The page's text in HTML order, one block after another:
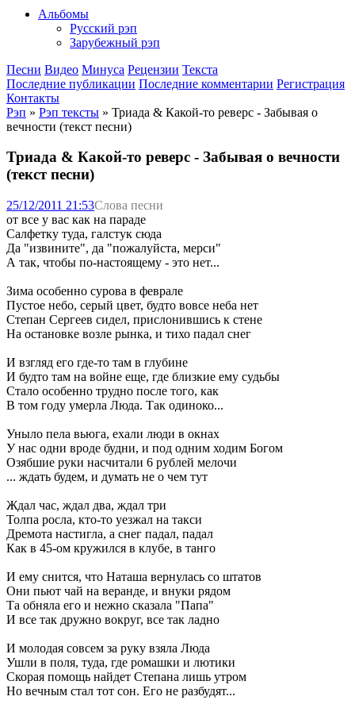
Альбомы
Русский рэп
Зарубежный рэп
Песни Видео Минуса Рецензии Текста
Последние публикации Последние комментарии Регистрация
Контакты
Рэп » Рэп тексты » Триада & Какой-то реверс - Забывая о
вечности (текст песни)
Триада & Какой-то реверс - Забывая о вечности
(текст песни)
25/12/2011 21:53Слова песни
от все у вас как на параде
Салфетку туда, галстук сюда
Да "извините", да "пожалуйста, мерси"
А так, чтобы по-настоящему - это нет...
Зима особенно сурова в феврале
Пустое небо, серый цвет, будто вовсе неба нет
Степан Сергеев сидел, прислонившись к стене
На остановке возле рынка, и тихо падал снег
И взгляд его где-то там в глубине
И будто там на войне еще, где близкие ему судьбы
Стало особенно трудно после того, как
В том году умерла Люда. Так одиноко...
Уныло пела вьюга, ехали люди в окнах
У нас одни вроде будни, и под одним ходим Богом
Озябшие руки насчитали 6 рублей мелочи
... ждать будем, и думать не о чем тут
Ждал час, ждал два, ждал три
Толпа росла, кто-то уезжал на такси
Дремота настигла, а снег падал, падал
Как в 45-ом кружился в клубе, в танго
И ему снится, что Наташа вернулась со штатов
Они пьют чай на веранде, и внуки рядом
Та обняла его и нежно сказала "Папа"
И все так дружно вокруг, все так ладно
И молодая совсем за руку взяла Люда
Ушли в поля, туда, где ромашки и лютики
Скорая помощь найдет Степана лишь утром
Но вечным стал тот сон. Его не разбудят...